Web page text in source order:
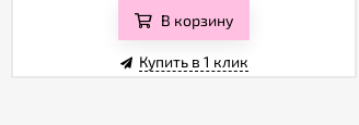
В корзину
Купить в 1 клик